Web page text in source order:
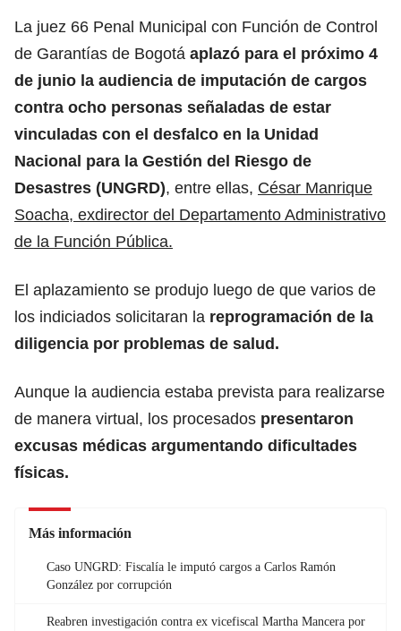
La juez 66 Penal Municipal con Función de Control
de Garantías de Bogotá aplazó para el próximo 4
de junio la audiencia de imputación de cargos
contra ocho personas señaladas de estar
vinculadas con el desfalco en la Unidad
Nacional para la Gestión del Riesgo de
Desastres (UNGRD), entre ellas, César Manrique
Soacha, exdirector del Departamento Administrativo
de la Función Pública.
El aplazamiento se produjo luego de que varios de
los indiciados solicitaran la reprogramación de la
diligencia por problemas de salud.
Aunque la audiencia estaba prevista para realizarse
de manera virtual, los procesados presentaron
excusas médicas argumentando dificultades
físicas.
Más información
Caso UNGRD: Fiscalía le imputó cargos a Carlos Ramón
González por corrupción
Reabren investigación contra ex vicefiscal Martha Mancera por